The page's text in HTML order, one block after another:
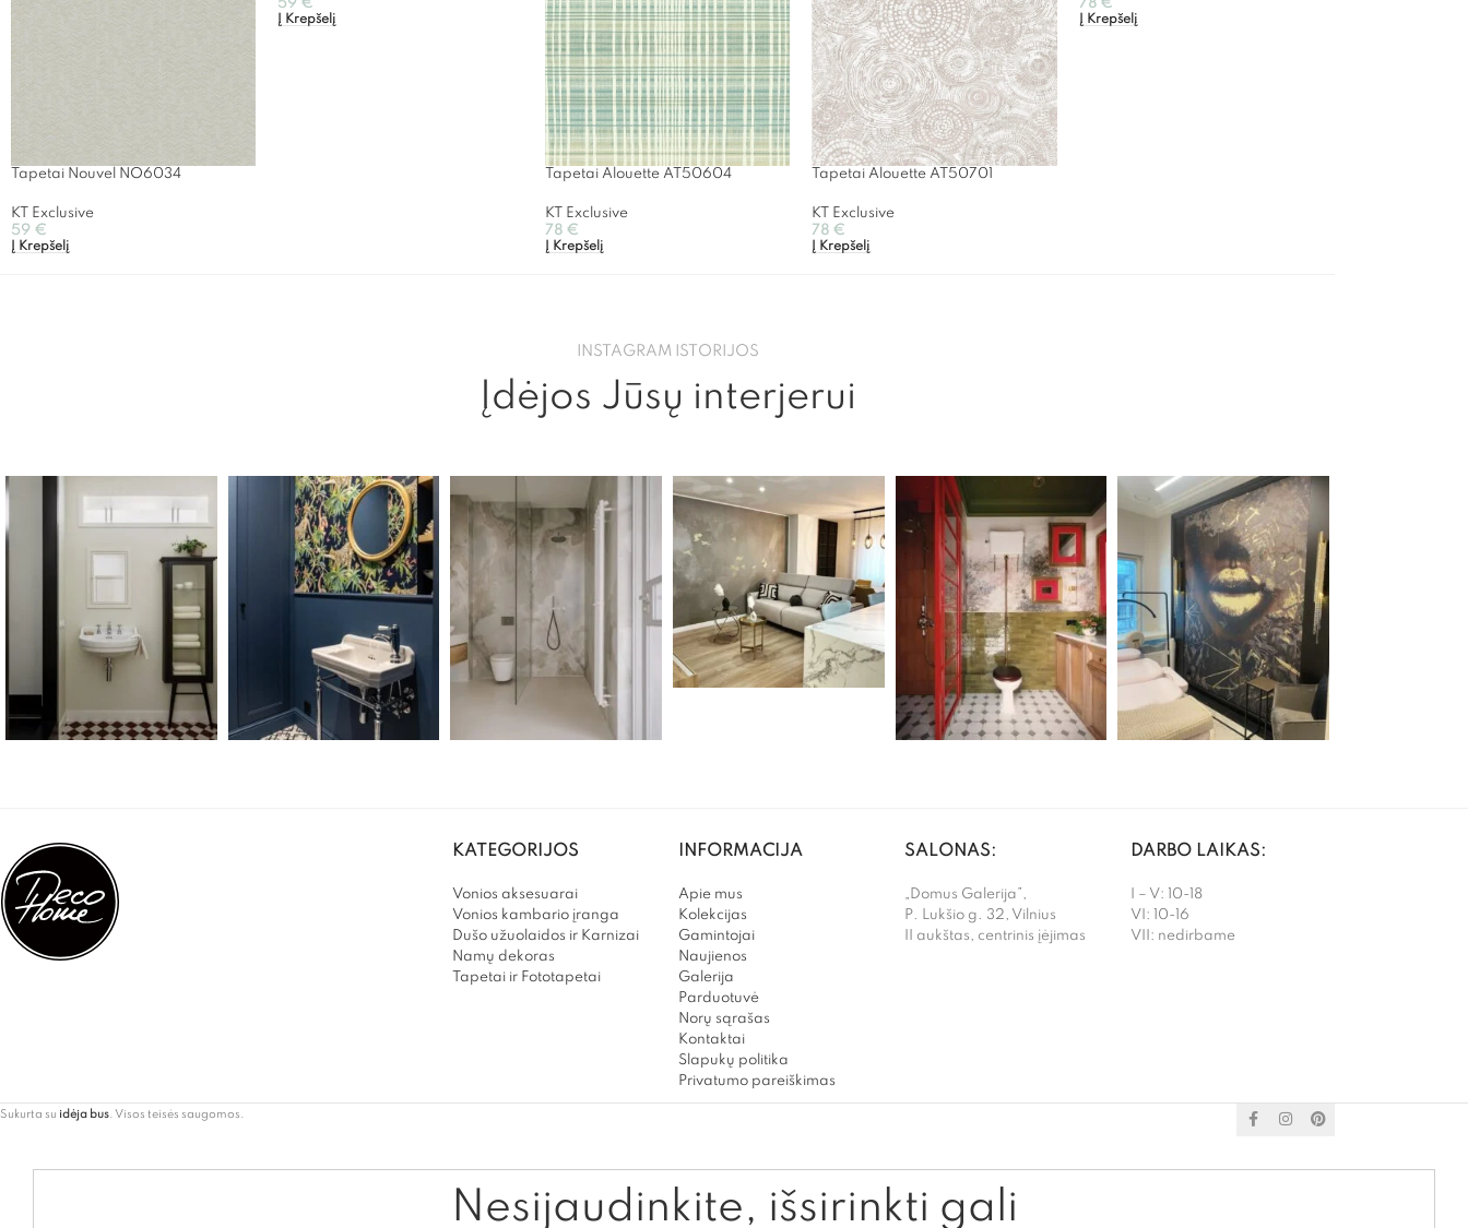
Tapetai Nouvel NO6034
KT Exclusive
59 €
Į Krepšelį
59 €
Į Krepšelį
Tapetai Alouette AT50604
KT Exclusive
78 €
Į Krepšelį
Tapetai Alouette AT50701
KT Exclusive
78 €
Į Krepšelį
78 €
Į Krepšelį
INSTAGRAM ISTORIJOS
Įdėjos Jūsų interjerui
KATEGORIJOS
Vonios aksesuarai
Vonios kambario įranga
Dušo užuolaidos ir Karnizai
Namų dekoras
Tapetai ir Fototapetai
INFORMACIJA
Apie mus
Kolekcijas
Gamintojai
Naujienos
Galerija
Parduotuvė
Norų sąrašas
Kontaktai
Slapukų politika
Privatumo pareiškimas
SALONAS:
„Domus Galerija”,
P. Lukšio g. 32, Vilnius
II aukštas, centrinis įėjimas
DARBO LAIKAS:
I – V: 10-18
VI: 10-16
VII: nedirbame
Sukurta su idėja bus. Visos teisės saugomos.
Nesijaudinkite, išsirinkti gali